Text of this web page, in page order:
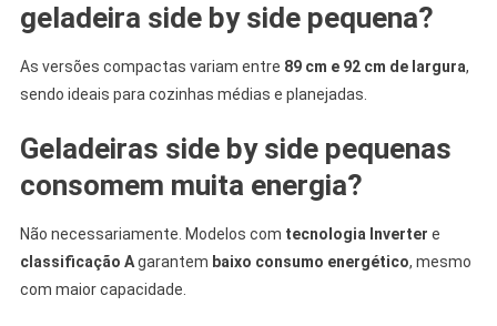
geladeira side by side pequena?
As versões compactas variam entre 89 cm e 92 cm de largura,
sendo ideais para cozinhas médias e planejadas.
Geladeiras side by side pequenas
consomem muita energia?
Não necessariamente. Modelos com tecnologia Inverter e
classificação Agarantem baixo consumo energético, mesmo
com maior capacidade.